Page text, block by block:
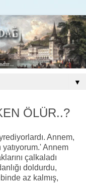
▼
ÖLÜR..?
Annem,
Annem
çalkaladı
doldurdu,
az kalmış,